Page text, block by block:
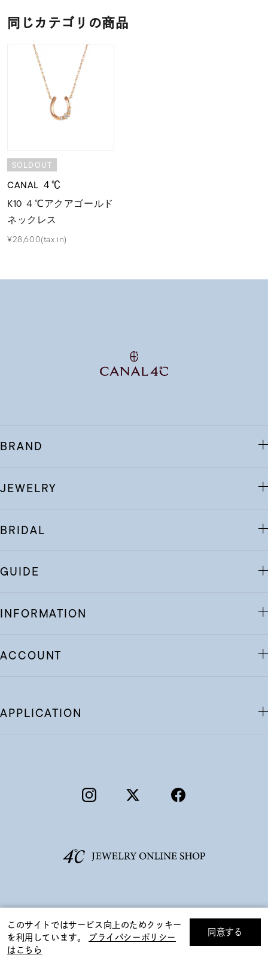
絞り込んで検索する
同じカテゴリの商品
SOLDOUT
CANAL ４℃
K10 ４℃アクアゴールド
ネックレス
¥28,600(tax in)
BRAND
JEWELRY
BRIDAL
GUIDE
INFORMATION
ACCOUNT
APPLICATION
このサイトではサービス向上のためクッキー
を利用しています。
プライバシーポリシー
はこちら
同意する